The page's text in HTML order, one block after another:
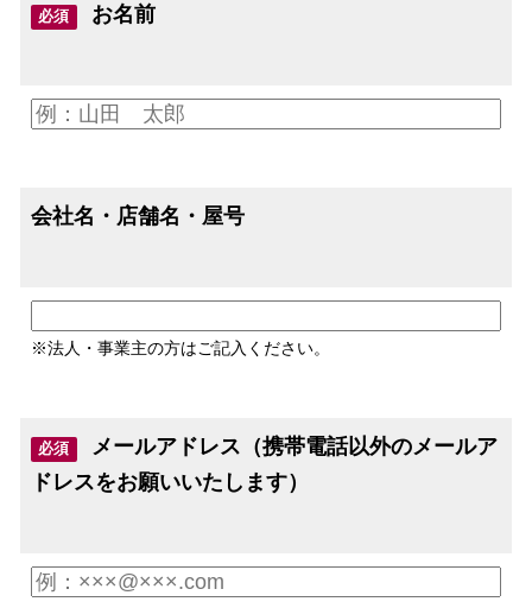
必須 お名前
会社名・店舗名・屋号
※法人・事業主の方はご記入ください。
必須
メールアドレス（携帯電話以外のメールア
ドレスをお願いいたします）